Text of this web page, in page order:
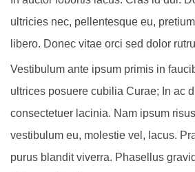
ultricies nec, pellentesque eu,
libero. Donec vitae orci sed dolor
Vestibulum ante ipsum primis in
ultrices posuere cubilia Curae; In ac
consectetuer lacinia. Nam ipsum
vestibulum eu, molestie vel, lacus.
purus blandit viverra. Phasellus